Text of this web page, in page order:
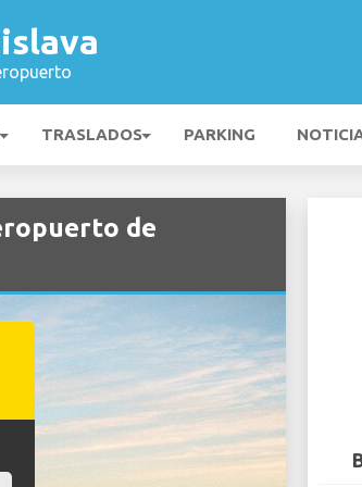
TRASLADOS PARKING
de